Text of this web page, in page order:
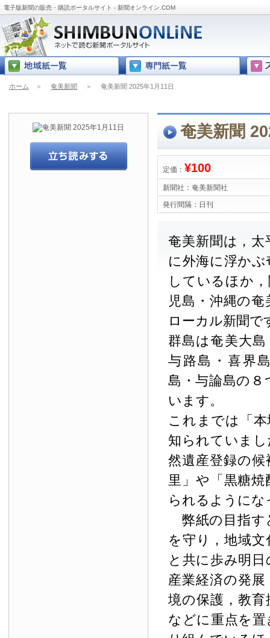
電子版新聞の販売・購読ポータルサイト - 新聞オンライン.COM
ホーム ＞ 奄美新聞 ＞ 奄美新聞 2025年1月11日
奄美新聞
定価： ¥100
新聞社： 奄美新聞社
発行間隔： 日刊
奄美新聞は，
に外海に浮か
しているほか
児島・沖縄の
ローカル新聞で
群島は奄美大
与路島・喜界
島・与論島の
います。
これまでは「
知られていま
然遺産登録の
里」や「黒糖
られるように
弊紙の目指す
を守り，地域
と共に歩み明
産業経済の発
境の保護，教
などに重点を